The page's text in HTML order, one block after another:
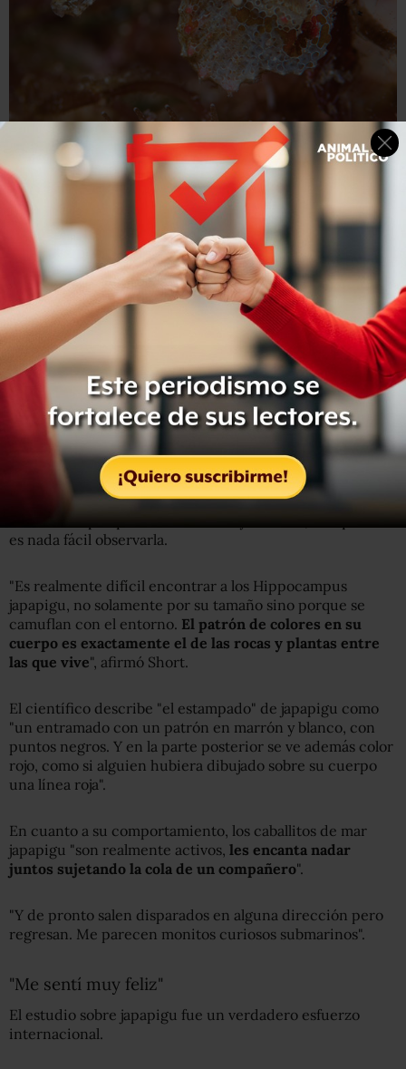
© Richard Smith – www.OceanRealmImages.com
Estas imágenes de Smith muestran claramente las
diferencias entre dos machos de Hippocampus japapigu
(arriba) e Hippocampus pontohi, que fue captado en la
isla Tomia en Indonesia..
Los científicos no creen que se trate de una especie
amenazada porque habita islas muy remotas, aunque no
es nada fácil observarla.
"Es realmente difícil encontrar a los Hippocampus
japapigu, no solamente por su tamaño sino porque se
camuflan con el entorno. El patrón de colores en su
cuerpo es exactamente el de las rocas y plantas entre
las que vive", afirmó Short.
El científico describe "el estampado" de japapigu como
"un entramado con un patrón en marrón y blanco, con
puntos negros. Y en la parte posterior se ve además color
rojo, como si alguien hubiera dibujado sobre su cuerpo
una línea roja".
En cuanto a su comportamiento, los caballitos de mar
japapigu "son realmente activos, les encanta nadar
juntos sujetando la cola de un compañero".
"Y de pronto salen disparados en alguna dirección pero
regresan. Me parecen monitos curiosos submarinos".
"Me sentí muy feliz"
El estudio sobre japapigu fue un verdadero esfuerzo
internacional.